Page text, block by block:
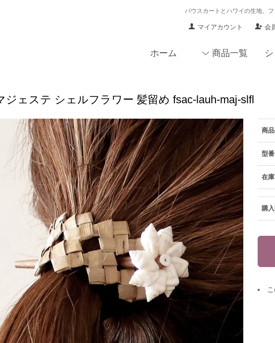
パウスカートとハワイの生地、
マイアカウント 会
ホーム 商品一覧
ジェステ シェルフラワー 髪留め fsac-lauh-maj-slfl
商
型番
在庫
購